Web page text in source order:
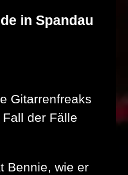
in Spandau
Gitarrenfreaks
der Fälle
Bennie, wie er